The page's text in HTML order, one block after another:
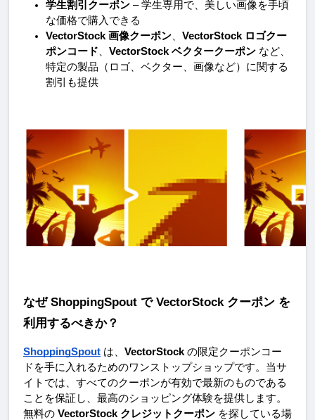
学生割引クーポン – 学生専用で、美しい画像を手頃
な価格で購入できる
VectorStock 画像クーポン
VectorStock ロゴクー
ポンコード
VectorStock ベクタークーポン など、
特定の製品（ロゴ、ベクター、画像など）に関する
割引も提供
なぜ ShoppingSpout で VectorStock クーポン を
利用するべきか？
ShoppingSpout は、 VectorStock の限定クーポンコー
ドを手に入れるためのワンストップショップです。当サ
イトでは、すべてのクーポンが有効で最新のものである
ことを保証し、最高のショッピング体験を提供します。
無料の VectorStock クレジットクーポン を探している場